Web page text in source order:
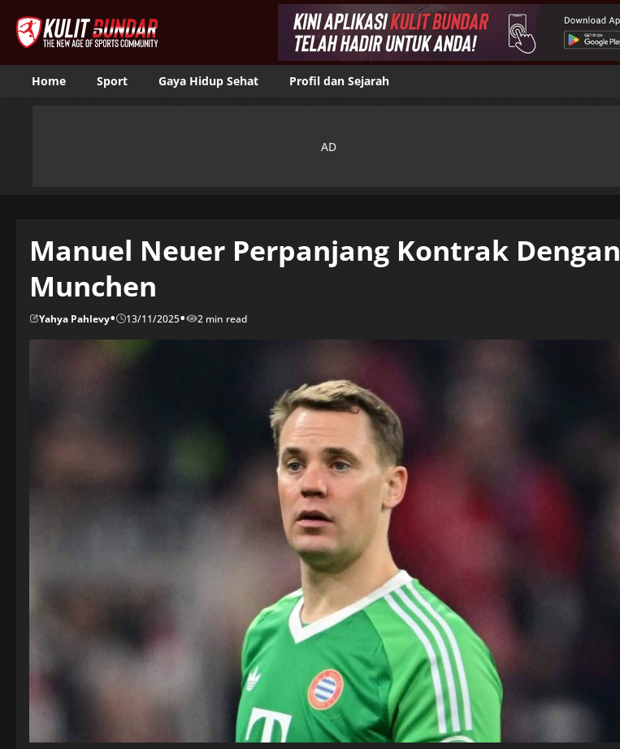
Home Sport Gaya Hidup Sehat Profil dan Sejarah
Manuel Neuer Perpanjang Kontrak Dengan
Munchen
Yahya Pahlevy• 13/11/2025• 2 min read